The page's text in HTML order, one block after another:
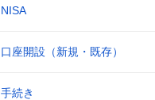
NISA
口座開設（新規・既存）
手続き